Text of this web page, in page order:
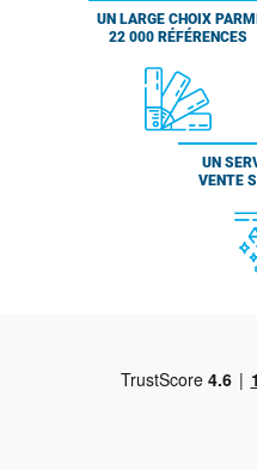
UN LARGE CHOIX PARMI
22 000 RÉFÉRENCES
UN
VENTE